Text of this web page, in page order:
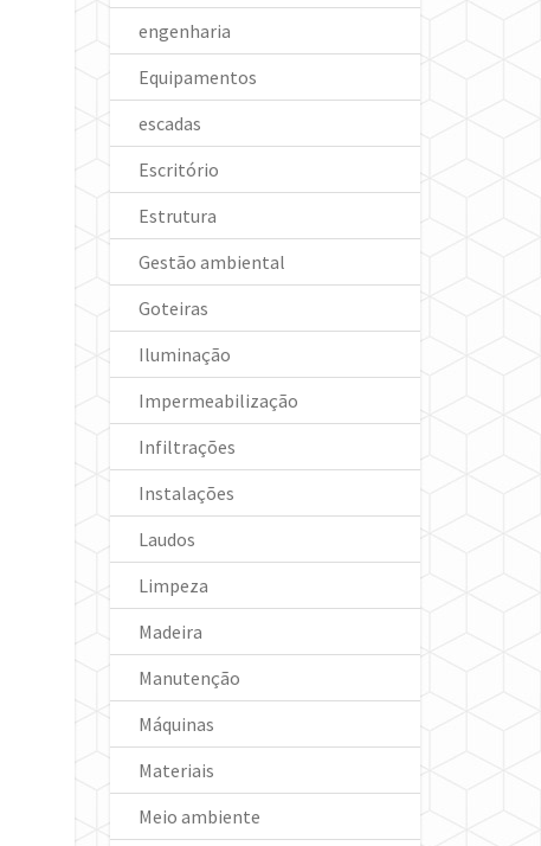
engenharia
Equipamentos
escadas
Escritório
Estrutura
Gestão ambiental
Goteiras
Iluminação
Impermeabilização
Infiltrações
Instalações
Laudos
Limpeza
Madeira
Manutenção
Máquinas
Materiais
Meio ambiente